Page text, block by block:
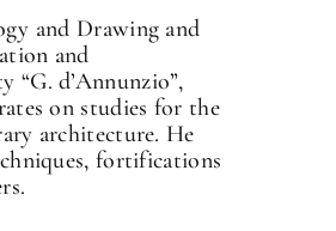
and Drawing and
and
d’Annunzio”,
on studies for the
architecture. He
fortifications